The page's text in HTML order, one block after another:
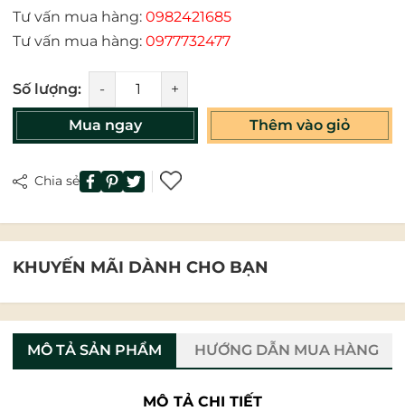
Tư vấn mua hàng: 0982421685
Tư vấn mua hàng: 0977732477
Số lượng: - +
Mua ngay Thêm vào giỏ
Chia sẻ
KHUYẾN MÃI DÀNH CHO BẠN
MÔ TẢ SẢN PHẨM HƯỚNG DẪN MUA HÀNG
MÔ TẢ CHI TIẾT